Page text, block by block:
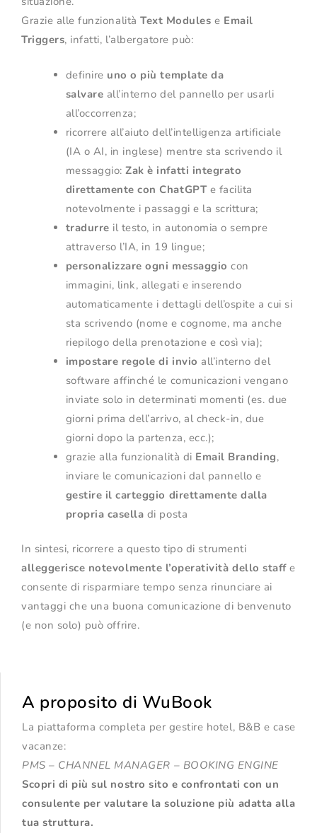
Grazie alle funzionalitàText Modules e Email
Triggers, infatti, l’albergatore può:
definire uno o più template da
salvare all’interno del pannello per usarli
all’occorrenza;
ricorrere all’aiuto dell’intelligenza artificiale
(IA o AI, in inglese) mentre sta scrivendo il
messaggio:Zak è infatti integrato
direttamente con ChatGPTe facilita
notevolmente i passaggi e la scrittura;
tradurre il testo, in autonomia o sempre
attraverso l’IA, in 19 lingue;
personalizzare ogni messaggio con
immagini, link, allegati e inserendo
automaticamente i dettagli dell’ospite a cui si
sta scrivendo (nome e cognome, ma anche
riepilogo della prenotazione e così via);
impostare regole di invio all’interno del
software affinché le comunicazioni vengano
inviate solo in determinati momenti (es. due
giorni prima dell’arrivo, al check-in, due
giorni dopo la partenza, ecc.);
grazie alla funzionalità di Email Branding,
inviare le comunicazioni dal pannello e
gestire il carteggio direttamente dalla
propria casella di posta
In sintesi, ricorrere a questo tipo di strumenti
alleggerisce notevolmente l’operatività dello staffe
consente di risparmiare tempo senza rinunciare ai
vantaggi che una buona comunicazione di benvenuto
(e non solo) può offrire.
A proposito di WuBook
La piattaforma completa per gestire hotel, B&B e case
vacanze:
PMS – CHANNEL MANAGER – BOOKING ENGINE
Scopri di più sul nostro sito e confrontati con un
consulente per valutare la soluzione più adatta alla
tua struttura.